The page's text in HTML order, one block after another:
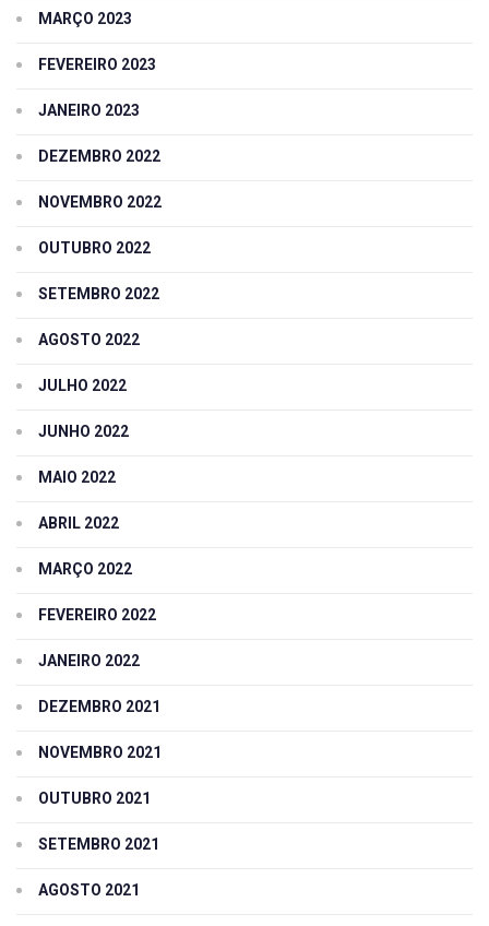
MARÇO 2023
FEVEREIRO 2023
JANEIRO 2023
DEZEMBRO 2022
NOVEMBRO 2022
OUTUBRO 2022
SETEMBRO 2022
AGOSTO 2022
JULHO 2022
JUNHO 2022
MAIO 2022
ABRIL 2022
MARÇO 2022
FEVEREIRO 2022
JANEIRO 2022
DEZEMBRO 2021
NOVEMBRO 2021
OUTUBRO 2021
SETEMBRO 2021
AGOSTO 2021